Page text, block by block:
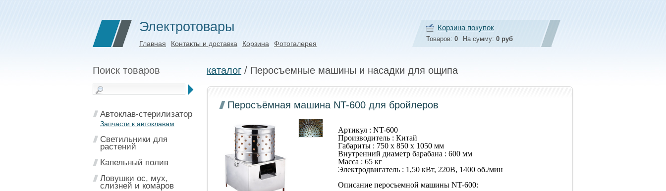
Корзина покупок
Товаров: 0 На сумму: 0 руб
Электротовары
Главная Контакты и доставка Корзина Фотогалерея
Поиск товаров
Автоклав-стерилизатор
Запчасти к автоклавам
Светильники для
растений
Капельный полив
Ловушки ос, мух,
слизней и комаров
каталог / Перосъемные машины и насадки для ощипа
Перосъёмная машина NT-600 для бройлеров
Артикул : NT-600
Производитель : Китай
Габариты : 750 х 850 х 1050 мм
Внутренний диаметр барабана : 600 мм
Масса : 65 кг
Электродвигатель : 1,50 кВт, 220В, 1400 об./мин
Описание перосъемной машины NT-600: